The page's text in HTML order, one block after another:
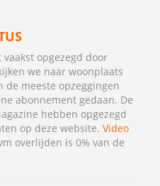
opgezegd door
we naar woonplaats
de meeste opzeggingen
abonnement gedaan. De
hebben opgezegd
op deze website. Video
overlijden is 0% van de